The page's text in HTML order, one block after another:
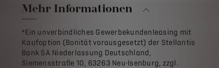
Mehr Informationen
*Ein unverbindliches Gewerbekundenleasing mit
Kaufoption (Bonität vorausgesetzt) der Stellantis
Bank SA Niederlassung Deutschland,
Siemensstraße 10, 63263 Neu-Isenburg, zzgl.